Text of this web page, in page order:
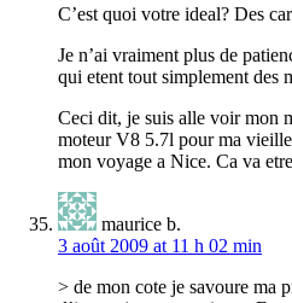
C’est quoi votre ideal? Des
Je n’ai vraiment plus de
qui etent tout simplement des
Ceci dit, je suis alle voir mon
moteur V8 5.7l pour ma
mon voyage a Nice. Ca va
maurice b.
3 août 2009 at 11 h 02 min
> de mon cote je savoure ma